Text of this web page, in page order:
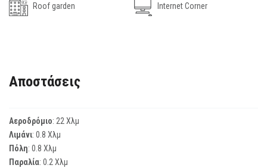
Roof garden Internet Corner
Αποστάσεις
Αεροδρόμιο: 22 Χλμ
Λιμάνι: 0.8 Χλμ
Πόλη: 0.8 Χλμ
Παραλία: 0.2 Χλμ